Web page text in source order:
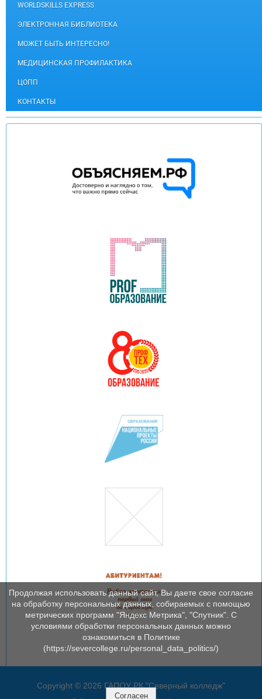
WORLDSKILLS EXPRESS
ЭЛЕКТРОННАЯ БИБЛИОТЕКА
МОЖЕТ БЫТЬ ИНТЕРЕСНО!
МЕДИЦИНСКАЯ ПРОФИЛАКТИКА
ЦОПП
КОНТАКТЫ
Copyright © 2026 ГАПОУ РК "Северный колледж"
Продолжая использовать данный сайт, Вы даете свое согласие
на обработку персональных данных, собираемых с помощью
метрических программ "Яндекс Метрика", "Спутник". С
условиями обработки персональных данных можно
ознакомиться в Политике
(https://severcollege.ru/personal_data_politics/)
Согласен